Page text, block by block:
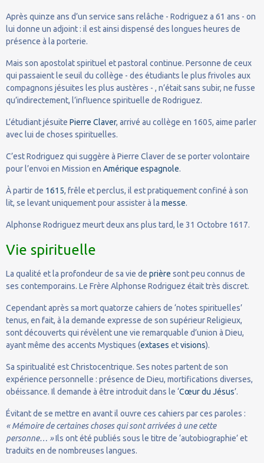
Après quinze ans d’un service sans relâche - Rodriguez a 61 ans - on
lui donne un adjoint : il est ainsi dispensé des longues heures de
présence à la porterie.
Mais son apostolat spirituel et pastoral continue. Personne de ceux
qui passaient le seuil du collège - des étudiants le plus frivoles aux
compagnons jésuites les plus austères - , n’était sans subir, ne fusse
qu’indirectement, l’influence spirituelle de Rodriguez.
L’étudiant jésuite Pierre Claver, arrivé au collège en 1605, aime parler
avec lui de choses spirituelles.
C’est Rodriguez qui suggère à Pierre Claver de se porter volontaire
pour l’envoi en Mission en Amérique espagnole.
À partir de 1615, frêle et perclus, il est pratiquement confiné à son
lit, se levant uniquement pour assister à la messe.
Alphonse Rodriguez meurt deux ans plus tard, le 31 Octobre 1617.
Vie spirituelle
La qualité et la profondeur de sa vie de prière sont peu connus de
ses contemporains. Le Frère Alphonse Rodriguez était très discret.
Cependant après sa mort quatorze cahiers de ‘notes spirituelles’
tenus, en fait, à la demande expresse de son supérieur Religieux,
sont découverts qui révèlent une vie remarquable d’union à Dieu,
ayant même des accents Mystiques (extases etvisions).
Sa spiritualité est Christocentrique. Ses notes partent de son
expérience personnelle : présence de Dieu, mortifications diverses,
obéissance. Il demande à être introduit dans le ‘Cœur du Jésus’.
Évitant de se mettre en avant il ouvre ces cahiers par ces paroles :
« Mémoire de certaines choses qui sont arrivées à une cette
personne… »Ils ont été publiés sous le titre de ‘autobiographie’ et
traduits en de nombreuses langues.